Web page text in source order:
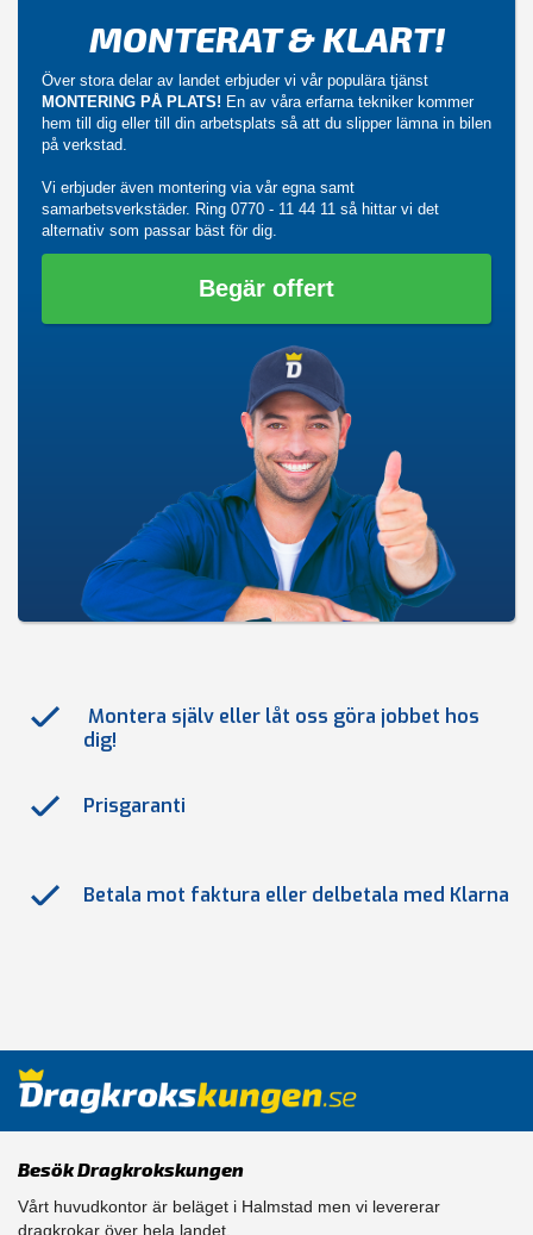
MONTERAT & KLART!
Över stora delar av landet erbjuder vi vår populära tjänst
MONTERING PÅ PLATS! En av våra erfarna tekniker kommer
hem till dig eller till din arbetsplats så att du slipper lämna in bilen
på verkstad.
Vi erbjuder även montering via vår egna samt
samarbetsverkstäder. Ring 0770 - 11 44 11 så hittar vi det
alternativ som passar bäst för dig.
Begär offert
Montera själv eller låt oss göra jobbet hos
dig!
Prisgaranti
Betala mot faktura eller delbetala med Klarna
Besök Dragkrokskungen
Vårt huvudkontor är beläget i Halmstad men vi levererar
dragkrokar över hela landet.